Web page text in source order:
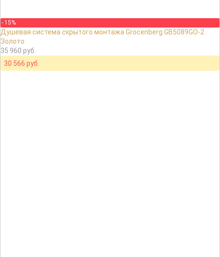
- 15%
Душевая система скрытого монтажа Grocenberg GB5089GO-2
Золото
35 960 руб.
30 566 руб.